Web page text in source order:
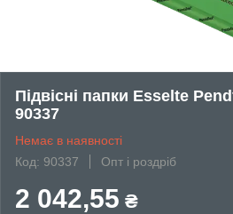
Підвісні папки Esselte
90337
Немає в наявності
Код: 90337
Опт і роздріб
2 042,55 ₴